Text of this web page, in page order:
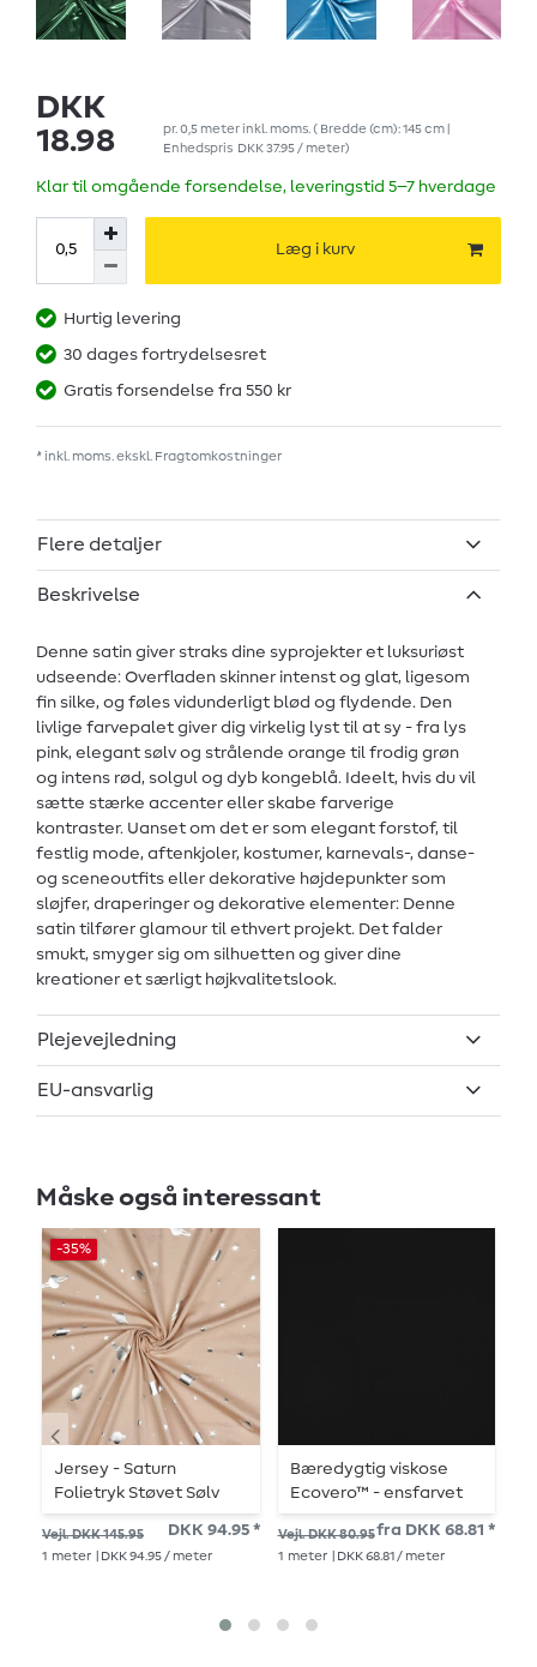
DKK
18.98
pr.0,5 meterinkl. moms. ( Bredde (cm): 145 cm |
Enhedspris DKK 37.95 / meter)
Klar til omgående forsendelse, leveringstid 5–7 hverdage
Læg i kurv
Hurtig levering
30 dages fortrydelsesret
Gratis forsendelse fra 550 kr
* inkl. moms. ekskl. Fragtomkostninger
Flere detaljer
Beskrivelse
Denne satin giver straks dine syprojekter et luksuriøst
udseende: Overfladen skinner intenst og glat, ligesom
fin silke, og føles vidunderligt blød og flydende. Den
livlige farvepalet giver dig virkelig lyst til at sy - fra lys
pink, elegant sølv og strålende orange til frodig grøn
og intens rød, solgul og dyb kongeblå. Ideelt, hvis du vil
sætte stærke accenter eller skabe farverige
kontraster. Uanset om det er som elegant forstof, til
festlig mode, aftenkjoler, kostumer, karnevals-, danse-
og sceneoutfits eller dekorative højdepunkter som
sløjfer, draperinger og dekorative elementer: Denne
satin tilfører glamour til ethvert projekt. Det falder
smukt, smyger sig om silhuetten og giver dine
kreationer et særligt højkvalitetslook.
Plejevejledning
EU-ansvarlig
Måske også interessant
-35%
Jersey - Saturn
Folietryk Støvet Sølv
Garnfarvet
Vejl. DKK 145.95 DKK 94.95 *
1 meter | DKK 94.95 / meter
Bæredygtig viskose
Ecovero™ - ensfarvet
sort
Vejl. DKK 80.95fra DKK 68.81 *
1 meter | DKK 68.81 / meter